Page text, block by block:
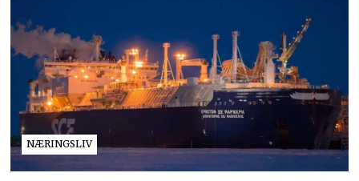
NÆRINGSLIV